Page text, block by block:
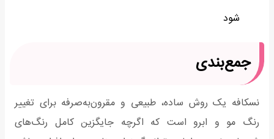
شود
جمع‌بندی
نسکافه یک روش ساده، طبیعی و مقرون‌به‌صرفه برای تغییر
رنگ مو و ابرو است که اگرچه جایگزین کامل رنگ‌های